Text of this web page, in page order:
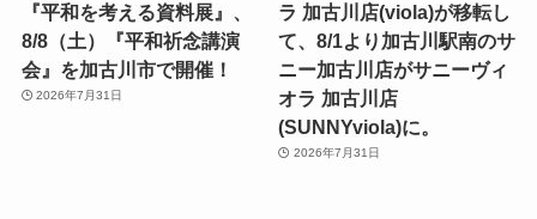
『平和を考える資料展』、
8/8（土）『平和祈念講演
会』を加古川市で開催！
2026年7月31日
ラ 加古川店(viola)が移転し
て、8/1より加古川駅南のサ
ニー加古川店がサニーヴィ
オラ 加古川店
(SUNNYviola)に。
2026年7月31日